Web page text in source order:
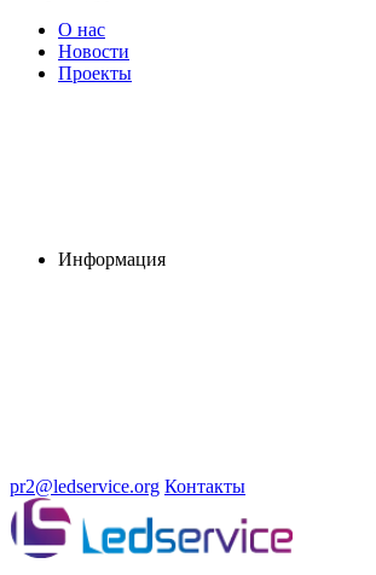
О нас
Новости
Проекты
Информация
pr2@ledservice.org Контакты